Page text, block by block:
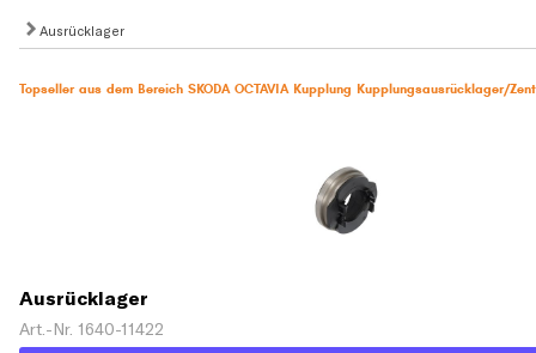
Ausrücklager
Topseller aus dem Bereich SKODA OCTAVIA Kupplung Kupplungsausrücklager/
Ausrücklager
Art.-Nr. 1640-11422